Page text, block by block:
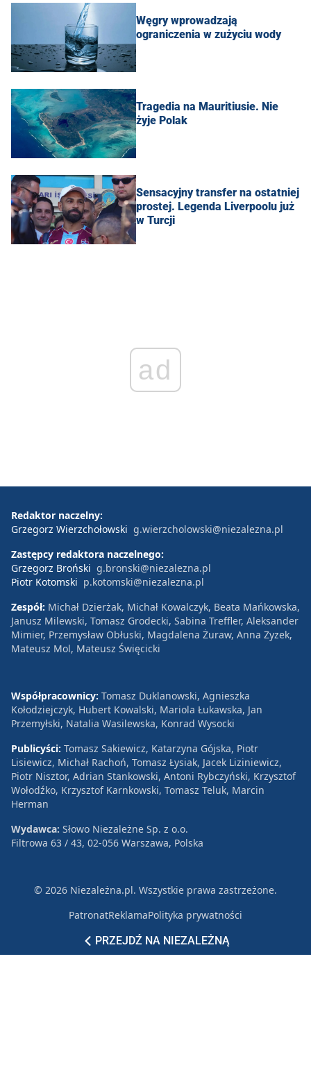
Węgry wprowadzają
ograniczenia w zużyciu wody
Tragedia na Mauritiusie. Nie
żyje Polak
Sensacyjny transfer na ostatniej
prostej. Legenda Liverpoolu już
w Turcji
ad
PRZEJDŹ NA NIEZALEŻNĄ
Redaktor naczelny:
Grzegorz Wierzchołowski g.wierzcholowski@niezalezna.pl
Zastępcy redaktora naczelnego:
Grzegorz Broński g.bronski@niezalezna.pl
Piotr Kotomski p.kotomski@niezalezna.pl
Zespół: Michał Dzierżak, Michał Kowalczyk, Beata Mańkowska,
Janusz Milewski, Tomasz Grodecki, Sabina Treffler, Aleksander
Mimier, Przemysław Obłuski, Magdalena Żuraw, Anna Zyzek,
Mateusz Mol, Mateusz Święcicki
Współpracownicy: Tomasz Duklanowski, Agnieszka
Kołodziejczyk, Hubert Kowalski, Mariola Łukawska, Jan
Przemyłski, Natalia Wasilewska, Konrad Wysocki
Publicyści: Tomasz Sakiewicz, Katarzyna Gójska, Piotr
Lisiewicz, Michał Rachoń, Tomasz Łysiak, Jacek Liziniewicz,
Piotr Nisztor, Adrian Stankowski, Antoni Rybczyński, Krzysztof
Wołodźko, Krzysztof Karnkowski, Tomasz Teluk, Marcin
Herman
Wydawca: Słowo Niezależne Sp. z o.o.
Filtrowa 63 / 43, 02-056 Warszawa, Polska
© 2026 Niezależna.pl. Wszystkie prawa zastrzeżone.
PatronatReklamaPolityka prywatności